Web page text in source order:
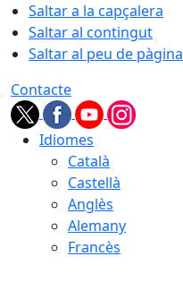
Saltar a la capçalera
Saltar al contingut
Saltar al peu de pàgina
Contacte
Idiomes
Català
Castellà
Anglès
Alemany
Francès